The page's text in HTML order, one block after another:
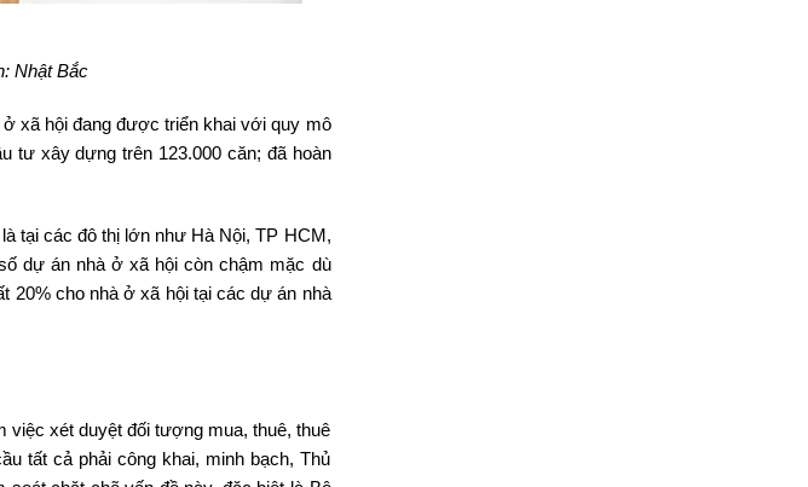
Nhật Bắc
xã hội đang được triển khai với quy mô
tư xây dựng trên 123.000 căn; đã hoàn
tại các đô thị lớn như Hà Nội, TP HCM,
dự án nhà ở xã hội còn chậm mặc dù
20% cho nhà ở xã hội tại các dự án nhà
xét duyệt đối tượng mua, thuê, thuê
tất cả phải công khai, minh bạch, Thủ